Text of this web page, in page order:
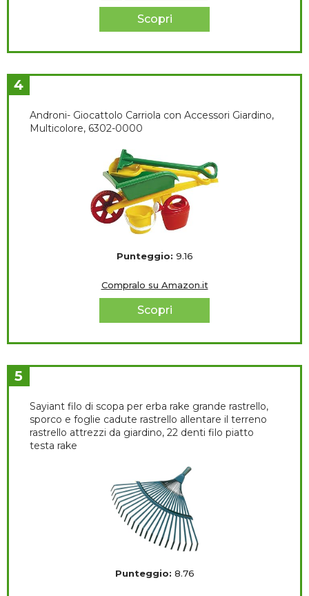
Scopri
4
Androni- Giocattolo Carriola con Accessori Giardino,
Multicolore, 6302-0000
Punteggio: 9.16
Compralo su Amazon.it
Scopri
5
Sayiant filo di scopa per erba rake grande rastrello,
sporco e foglie cadute rastrello allentare il terreno
rastrello attrezzi da giardino, 22 denti filo piatto
testa rake
Punteggio: 8.76